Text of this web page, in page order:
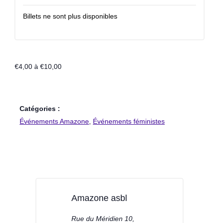
Billets ne sont plus disponibles
€4,00 à €10,00
Catégories :
Événements Amazone Événements féministes
Amazone asbl
Rue du Méridien 10,